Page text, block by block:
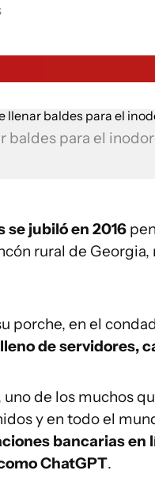
baldes para el
se jubiló en 2016
rural de
porche, en el
de servidores,
uno de los muchos
y en todo el
bancarias
ChatGPT.